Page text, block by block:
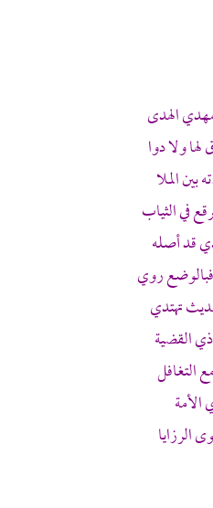
الهدى
ولا دوا
الملا
في الثياب
قد أصله
روي
تهتدي
القضية
التغافل
الرزايا